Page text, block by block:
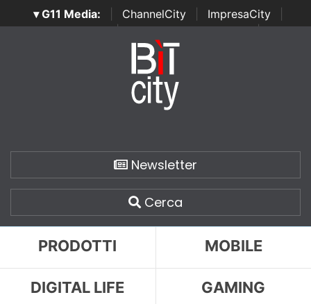
▾ G11 Media: ChannelCity ImpresaCity
SecurityOpenLab | Italian Channel Awards | Italian
Italian Security Awards
Newsletter
Cerca
PRODOTTI MOBILE
DIGITAL LIFE GAMING